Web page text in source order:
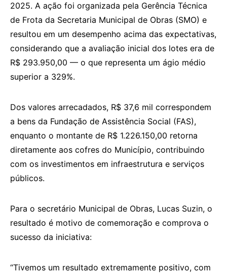
2025. A ação foi organizada pela Gerência Técnica
de Frota da Secretaria Municipal de Obras (SMO) e
resultou em um desempenho acima das expectativas,
considerando que a avaliação inicial dos lotes era de
R$ 293.950,00 — o que representa um ágio médio
superior a 329%.
Dos valores arrecadados, R$ 37,6 mil correspondem
a bens da Fundação de Assistência Social (FAS),
enquanto o montante de R$ 1.226.150,00 retorna
diretamente aos cofres do Município, contribuindo
com os investimentos em infraestrutura e serviços
públicos.
Para o secretário Municipal de Obras, Lucas Suzin, o
resultado é motivo de comemoração e comprova o
sucesso da iniciativa:
“Tivemos um resultado extremamente positivo, com